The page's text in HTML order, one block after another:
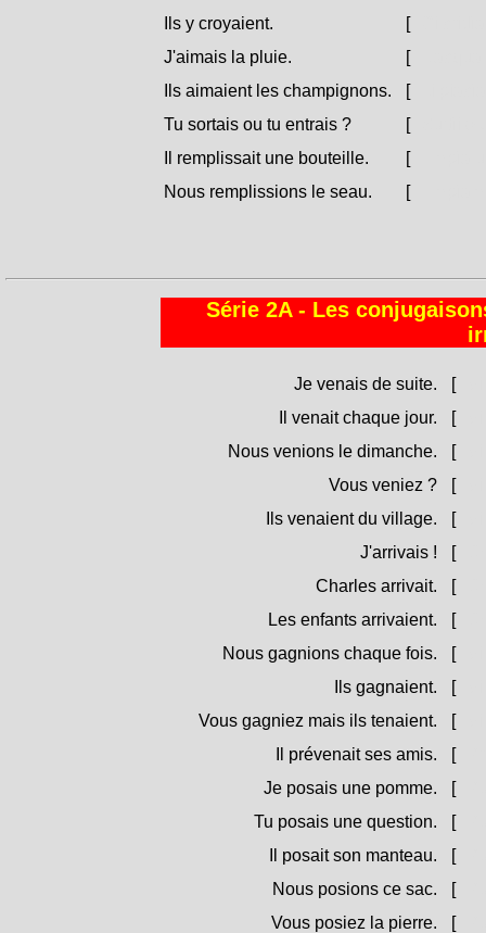
Ils y croyaient.
[
J'aimais la pluie.
[
Ils aimaient les champignons.
[
Tu sortais ou tu entrais ?
[
Il remplissait une bouteille.
[
Nous remplissions le seau.
[
Série 2A - Les
Je venais de suite. [
Il venait chaque jour.
[
Nous venions le dimanche.
[
Vous veniez ?
[
Ils venaient du village.
[
J'arrivais !
[
Charles arrivait.
[
Les enfants arrivaient.
[
Nous gagnions chaque fois.
[
Ils gagnaient.
[
Vous gagniez mais ils tenaient.
[
Il prévenait ses amis.
[
Je posais une pomme.
[
Tu posais une question.
[
Il posait son manteau.
[
Nous posions ce sac.
[
Vous posiez la pierre.
[